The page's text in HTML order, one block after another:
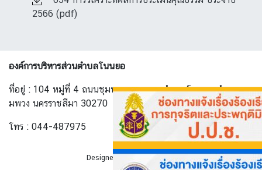
2566 (pdf)
องค์การบริหารส่วนตำบลโนนยอ
ที่อยู่ : 104 หมู่ที่ 4 ถนนชุมพวง-ทางพาด ตำบล โนนยอ อำเภอ ชุ
มพวง นครราชสีมา 30270
โทร : 044-487975
Designed By AllwebGroup